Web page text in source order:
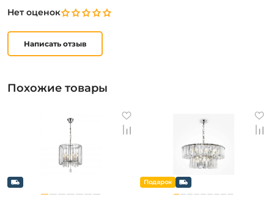
Нет оценок
Написать отзыв
Похожие товары